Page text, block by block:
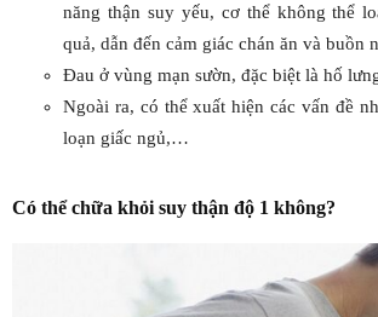
năng thận suy yếu, cơ thể không thể
quả, dẫn đến cảm giác chán ăn và buồn
Đau ở vùng mạn sườn, đặc biệt là hố
Ngoài ra, có thể xuất hiện các vấn đề
loạn giấc ngủ,…
Có thể chữa khỏi suy thận độ 1 không?